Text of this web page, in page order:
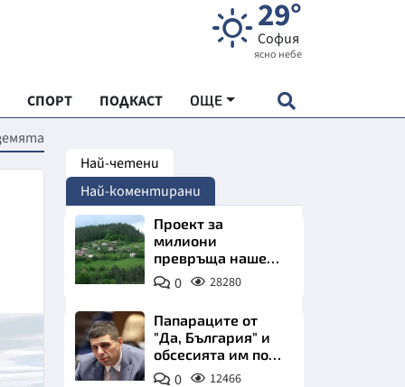
29°
София
ясно небе
СПОРТ ПОДКАСТ ОЩЕ
"ЧУДЕСАТА НА БЪЛГАРИЯ"
ХРАНА
Най-четени
Най-коментирани
Проект за
милиони
превръща наше
село в магнит за
туристи
0 28280
Папараците от
"Да, България" и
обсесията им по
Пеевски
0 12466